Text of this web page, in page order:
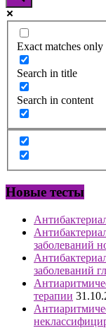
Exact matches only
Search in title
Search in content
Новые тесты
заболеваний
заболеваний
терапии